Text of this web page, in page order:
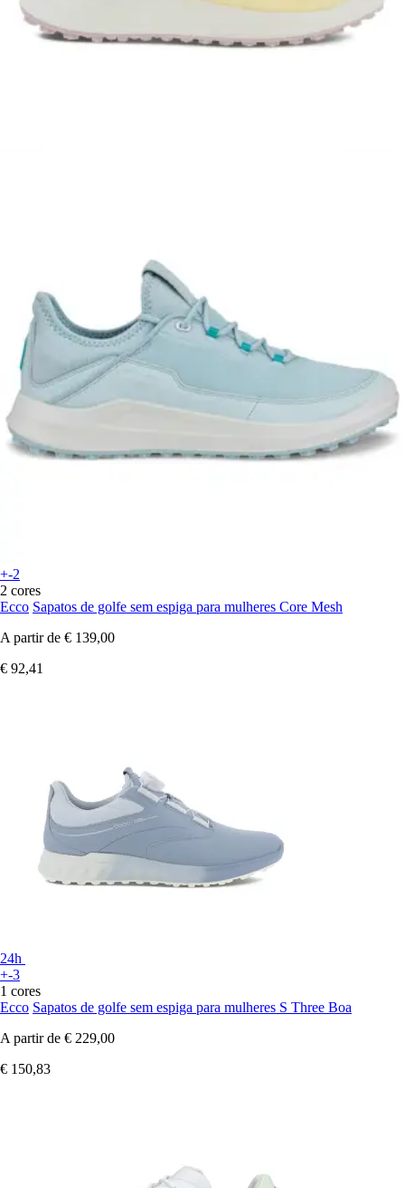
+-2
2 cores
Ecco Sapatos de golfe sem espiga para mulheres Core Mesh
A partir de € 139,00
€ 92,41
24h
+-3
1 cores
Ecco Sapatos de golfe sem espiga para mulheres S Three Boa
A partir de € 229,00
€ 150,83